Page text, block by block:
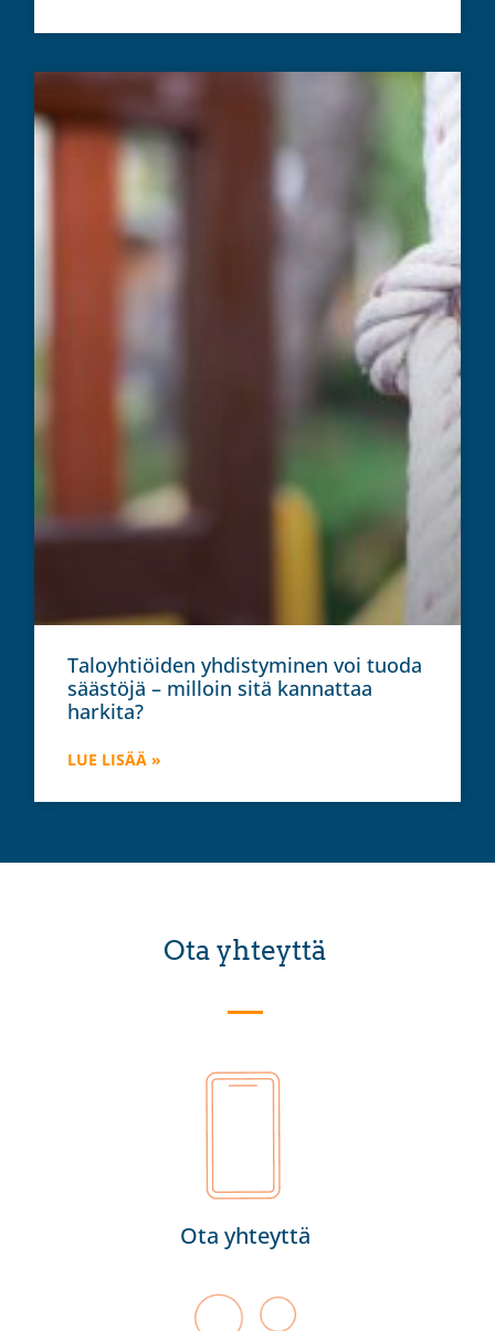
Taloyhtiöiden yhdistyminen voi tuoda
säästöjä – milloin sitä kannattaa
harkita?
LUE LISÄÄ »
Ota yhteyttä
Ota yhteyttä